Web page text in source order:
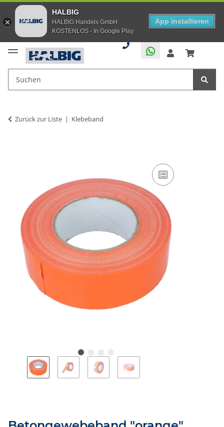
HALBIG
HALBIG Handels GmbH
KOSTENLOS - In Google Play
App installieren
Zurück zur Liste Klebeband